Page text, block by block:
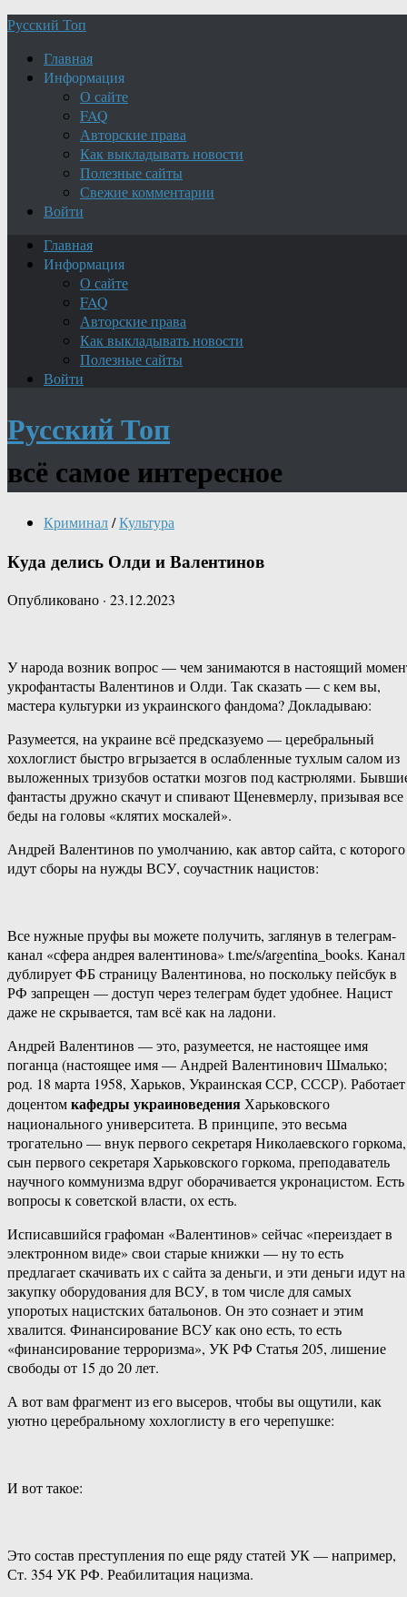
Русский Топ
Главная
Информация
О сайте
FAQ
Авторские права
Как выкладывать новости
Полезные сайты
Свежие комментарии
Войти
Главная
Информация
О сайте
FAQ
Авторские права
Как выкладывать новости
Полезные сайты
Войти
Русский Топ
всё самое интересное
Криминал/Культура
Куда делись Олди и Валентинов
Опубликовано · 23.12.2023
У народа возник вопрос — чем занимаются в настоящий
укрофантасты Валентинов и Олди. Так сказать — с кем вы,
мастера культурки из украинского фандома? Докладываю:
Разумеется, на украине всё предсказуемо — церебральный
хохлоглист быстро вгрызается в ослабленные тухлым салом из
выложенных тризубов остатки мозгов под кастрюлями.
фантасты дружно скачут и спивают Щеневмерлу, призывая все
беды на головы «клятих москалей».
Андрей Валентинов по умолчанию, как автор сайта, с которого
идут сборы на нужды ВСУ, соучастник нацистов:
Все нужные пруфы вы можете получить, заглянув в телеграм-
канал «сфера андрея валентинова» t.me/s/argentina_books. Канал
дублирует ФБ страницу Валентинова, но поскольку пейсбук в
РФ запрещен — доступ через телеграм будет удобнее. Нацист
даже не скрывается, там всё как на ладони.
Андрей Валентинов — это, разумеется, не настоящее имя
поганца (настоящее имя — Андрей Валентинович Шмалько;
род. 18 марта 1958, Харьков, Украинская ССР, СССР). Работает
доцентомкафедры украиноведенияХарьковского
национального университета. В принципе, это весьма
трогательно — внук первого секретаря Николаевского горкома,
сын первого секретаря Харьковского горкома, преподаватель
научного коммунизма вдруг оборачивается укронацистом. Есть
вопросы к советской власти, ох есть.
Исписавшийся графоман «Валентинов» сейчас «переиздает в
электронном виде» свои старые книжки — ну то есть
предлагает скачивать их с сайта за деньги, и эти деньги идут на
закупку оборудования для ВСУ, в том числе для самых
упоротых нацистских батальонов. Он это сознает и этим
хвалится. Финансирование ВСУ как оно есть, то есть
«финансирование терроризма», УК РФ Статья 205, лишение
свободы от 15 до 20 лет.
А вот вам фрагмент из его высеров, чтобы вы ощутили, как
уютно церебральному хохлоглисту в его черепушке:
И вот такое:
Это состав преступления по еще ряду статей УК — например,
Ст. 354 УК РФ. Реабилитация нацизма.